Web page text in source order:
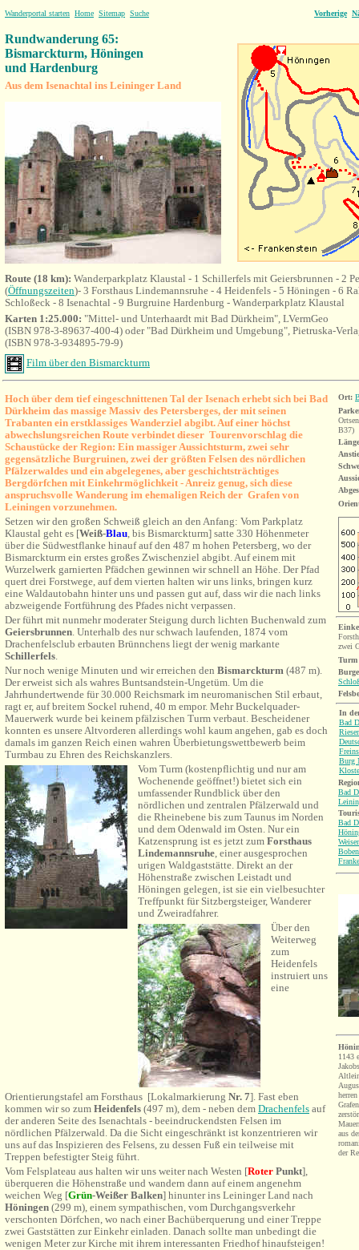
Wanderportal starten Home Sitemap Suche Vorherige
Rundwanderung 65:
Bismarckturm, Höningen
und Hardenburg
Aus dem Isenachtal ins Leininger Land
Route (18 km): Wanderparkplatz Klaustal - 1 Schillerfels mit Geiersbrunnen - 2
(Öffnungszeiten)- 3 Forsthaus Lindemannsruhe - 4 Heidenfels - 5 Höningen - 6
Schloßeck - 8 Isenachtal - 9 Burgruine Hardenburg - Wanderparkplatz Klaustal
Karten 1:25.000: "Mittel- und Unterhaardt mit Bad Dürkheim", LVermGeo
(ISBN 978-3-89637-400-4) oder "Bad Dürkheim und Umgebung", Pietruska-
(ISBN 978-3-934895-79-9)
Film über den Bismarckturm
Hoch über dem tief eingeschnittenen Tal der Isenach erhebt sich bei Bad
Dürkheim das massige Massiv des Petersberges, der mit seinen
Trabanten ein erstklassiges Wanderziel abgibt. Auf einer höchst
abwechslungsreichen Route verbindet dieser Tourenvorschlag die
Schaustücke der Region: Ein massiger Aussichtsturm, zwei sehr
gegensätzliche Burgruinen, zwei der größten Felsen des nördlichen
Pfälzerwaldes und ein abgelegenes, aber geschichtsträchtiges
Bergdörfchen mit Einkehrmöglichkeit - Anreiz genug, sich diese
anspruchsvolle Wanderung im ehemaligen Reich der Grafen von
Leiningen vorzunehmen.
Setzen wir den großen Schweiß gleich an den Anfang: Vom Parkplatz
Klaustal geht es [Weiß-Blau, bis Bismarckturm] satte 330 Höhenmeter
über die Südwestflanke hinauf auf den 487 m hohen Petersberg, wo der
Bismarckturm ein erstes großes Zwischenziel abgibt. Auf einem mit
Wurzelwerk garnierten Pfädchen gewinnen wir schnell an Höhe. Der Pfad
quert drei Forstwege, auf dem vierten halten wir uns links, bringen kurz
eine Waldautobahn hinter uns und passen gut auf, dass wir die nach links
abzweigende Fortführung des Pfades nicht verpassen.
Der führt mit nunmehr moderater Steigung durch lichten Buchenwald zum
Geiersbrunnen. Unterhalb des nur schwach laufenden, 1874 vom
Drachenfelsclub erbauten Brünnchens liegt der wenig markante
Schillerfels.
Nur noch wenige Minuten und wir erreichen den Bismarckturm (487 m).
Der erweist sich als wahres Buntsandstein-Ungetüm. Um die
Jahrhundertwende für 30.000 Reichsmark im neuromanischen Stil erbaut,
ragt er, auf breitem Sockel ruhend, 40 m empor. Mehr Buckelquader-
Mauerwerk wurde bei keinem pfälzischen Turm verbaut. Bescheidener
konnten es unsere Altvorderen allerdings wohl kaum angehen, gab es doch
damals im ganzen Reich einen wahren Überbietungswettbewerb beim
Turmbau zu Ehren des Reichskanzlers.
Vom Turm (kostenpflichtig und nur am
Wochenende geöffnet!) bietet sich ein
umfassender Rundblick über den
nördlichen und zentralen Pfälzerwald und
die Rheinebene bis zum Taunus im Norden
und dem Odenwald im Osten. Nur ein
Katzensprung ist es jetzt zum Forsthaus
Lindemannsruhe, einer ausgesprochen
urigen Waldgaststätte. Direkt an der
Höhenstraße zwischen Leistadt und
Höningen gelegen, ist sie ein vielbesuchter
Treffpunkt für Sitzbergsteiger, Wanderer
und Zweiradfahrer.
Über den
Weiterweg
zum
Heidenfels
instruiert uns
eine
Orientierungstafel am Forsthaus [Lokalmarkierung Nr. 7]. Fast eben
kommen wir so zum Heidenfels (497 m), dem - neben dem Drachenfels auf
der anderen Seite des Isenachtals - beeindruckendsten Felsen im
nördlichen Pfälzerwald. Da die Sicht eingeschränkt ist konzentrieren wir
uns auf das Inspizieren des Felsens, zu dessen Fuß ein teilweise mit
Treppen befestigter Steig führt.
Vom Felsplateau aus halten wir uns weiter nach Westen [Roter Punkt],
überqueren die Höhenstraße und wandern dann auf einem angenehm
weichen Weg [Grün-Weißer Balken] hinunter ins Leininger Land nach
Höningen (299 m), einem sympathischen, vom Durchgangsverkehr
verschonten Dörfchen, wo nach einer Bachüberquerung und einer Treppe
zwei Gaststätten zur Einkehr einladen. Danach sollte man unbedingt die
wenigen Meter zur Kirche mit ihrem interessanten Friedhof hinaufsteigen!
Ort:
B37)
zwei
Turm
In
Bad
Burg
Bad
Bad
1143
aus
der